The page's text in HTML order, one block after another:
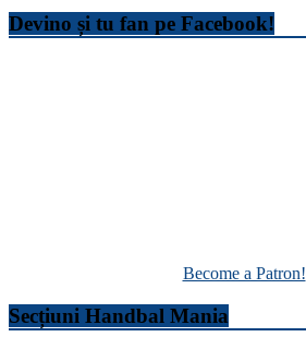
Devino și tu fan pe Facebook!
Become a Patron!
Secțiuni Handbal Mania